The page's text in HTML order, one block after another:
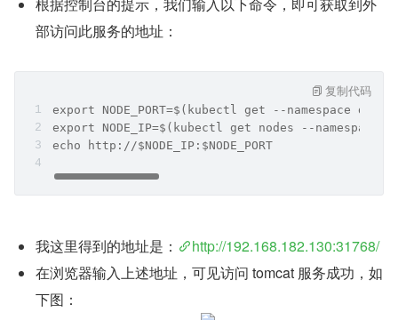
部访问此服务的地址：
export NODE_PORT=$(kubectl get --namespace
export NODE_IP=$(kubectl get nodes --
echo http://$NODE_IP:$NODE_PORT
复制代码
我这里得到的地址是：
http://192.168.182.130:31768/
在浏览器输入上述地址，可见访问 tomcat 服务成功，如
下图：